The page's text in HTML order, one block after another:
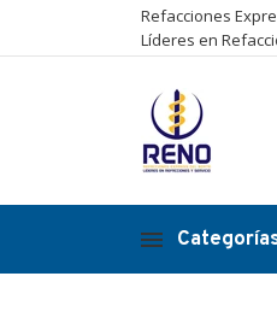
Refacciones
Líderes en